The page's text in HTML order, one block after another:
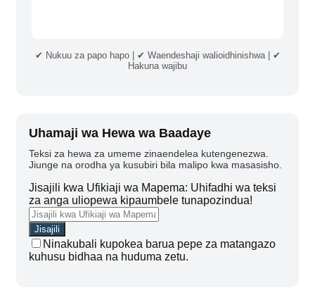
✔ Nukuu za papo hapo | ✔ Waendeshaji walioidhinishwa | ✔
Hakuna wajibu
Uhamaji wa Hewa wa Baadaye
Teksi za hewa za umeme zinaendelea kutengenezwa.
Jiunge na orodha ya kusubiri bila malipo kwa masasisho.
Jisajili kwa Ufikiaji wa Mapema: Uhifadhi wa teksi
za anga uliopewa kipaumbele tunapozindua!
Ninakubali kupokea barua pepe za matangazo
kuhusu bidhaa na huduma zetu.